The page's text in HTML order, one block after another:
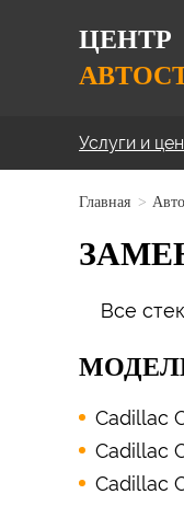
ЦЕНТР
Услуги и
Главная
Все
Cadillac
Cadillac
Cadillac